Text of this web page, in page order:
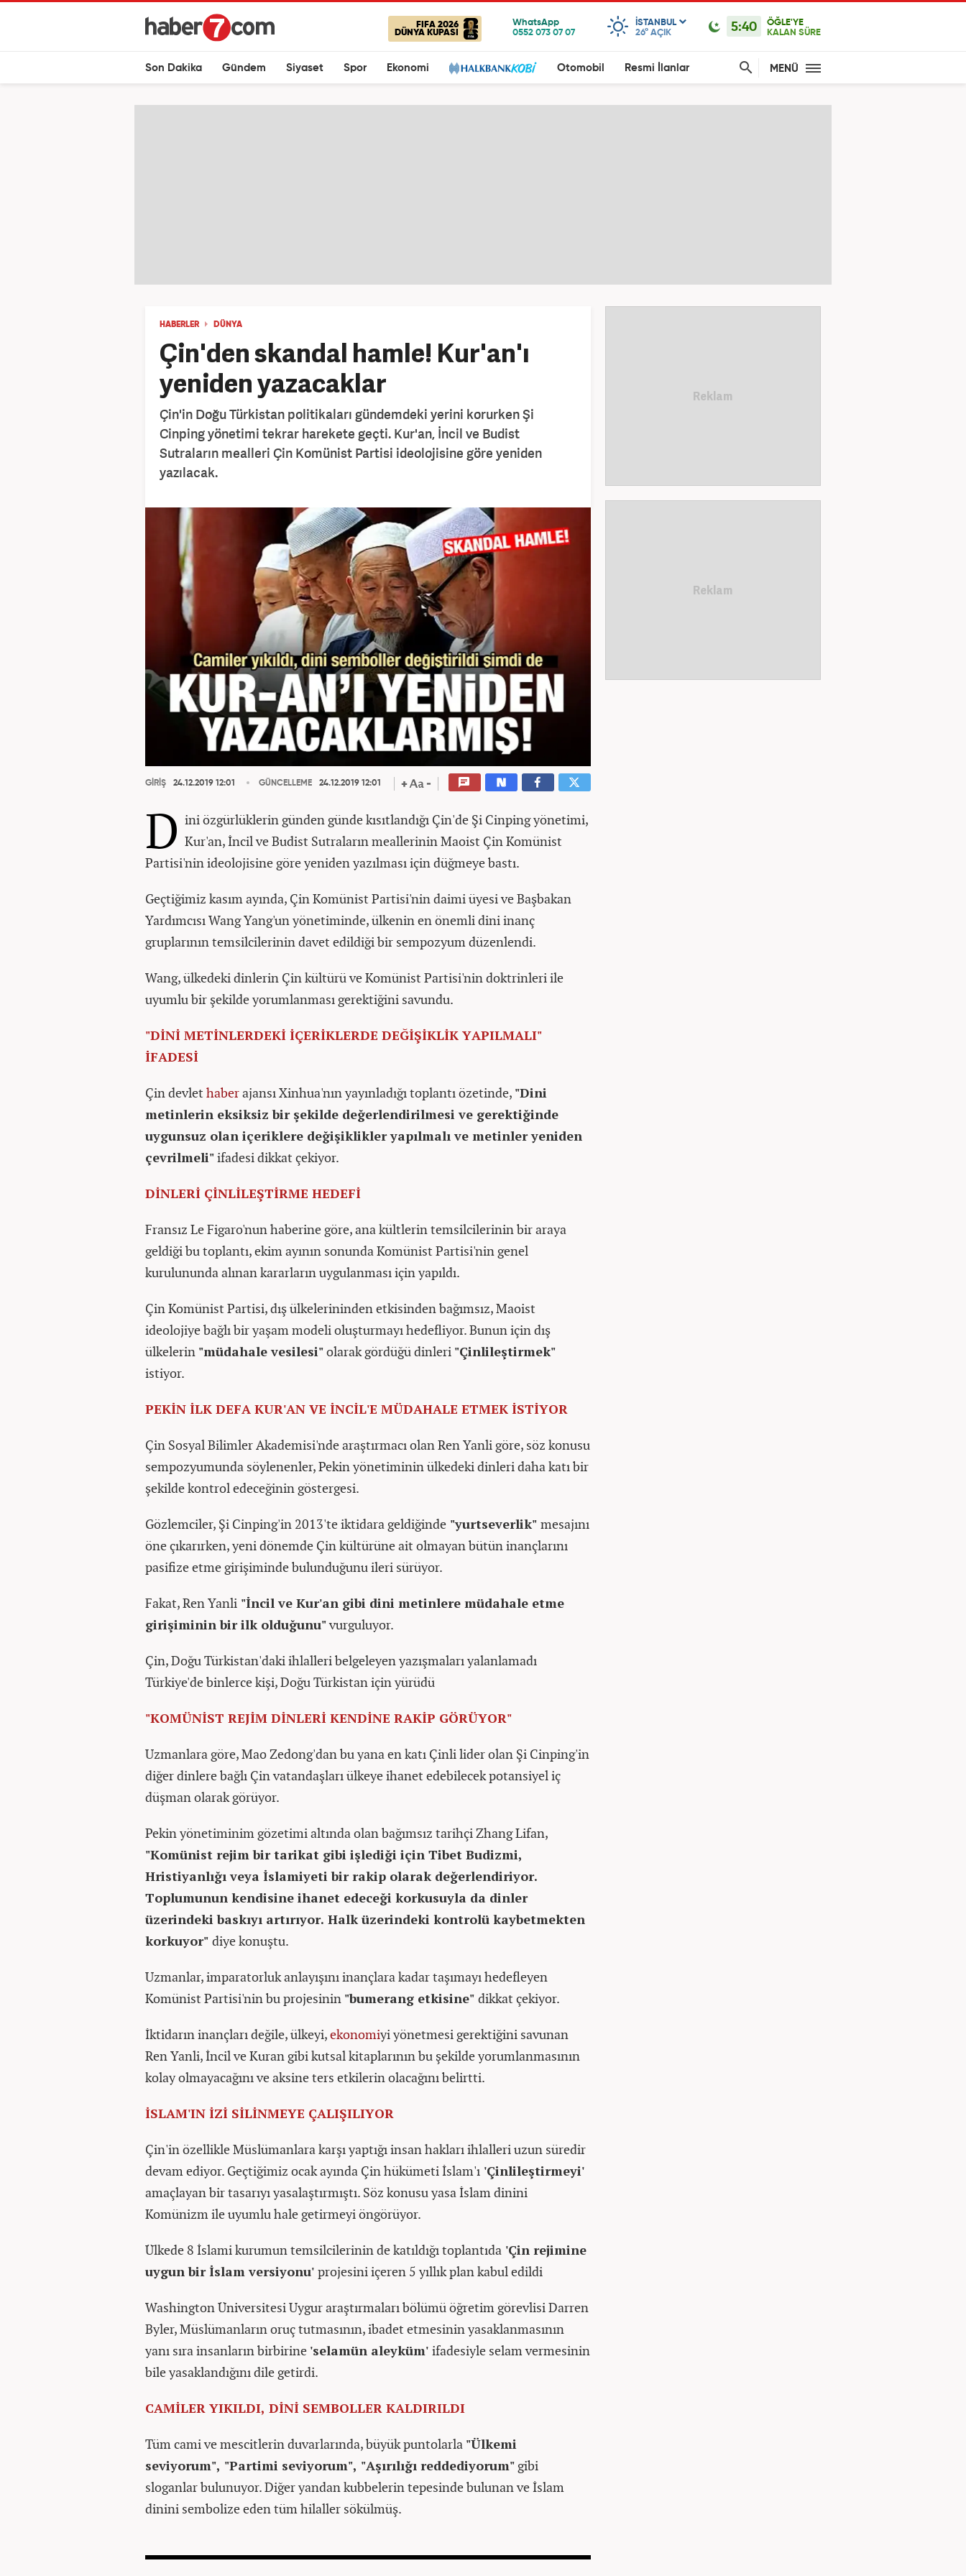
FIFA 2026
DÜNYA KUPASI
ISTANBUL
26° AÇIK 5:40
ÖĞLE'YE
KALAN SÜRE
Son Dakika Gündem Siyaset Spor Ekonomi Otomobil Resmi İlanlar MENÜ
HABERLER DÜNYA
Çin'den skandal hamle! Kur'an'ı
yeniden yazacaklar
Çin'in Doğu Türkistan politikaları gündemdeki yerini korurken Şi
Cinping yönetimi tekrar harekete geçti. Kur'an, İncil ve Budist
Sutraların mealleri Çin Komünist Partisi ideolojisine göre yeniden
yazılacak.
GİRİŞ 24.12.2019 12:01 GÜNCELLEME 24.12.2019 12:01
D ini özgürlüklerin günden günde kısıtlandığı Çin'de Şi Cinping yönetimi,
Kur'an, İncil ve Budist Sutraların meallerinin Maoist Çin Komünist
Partisi'nin ideolojisine göre yeniden yazılması için düğmeye bastı.
Geçtiğimiz kasım ayında, Çin Komünist Partisi'nin daimi üyesi ve Başbakan
Yardımcısı Wang Yang'un yönetiminde, ülkenin en önemli dini inanç
gruplarının temsilcilerinin davet edildiği bir sempozyum düzenlendi.
Wang, ülkedeki dinlerin Çin kültürü ve Komünist Partisi'nin doktrinleri ile
uyumlu bir şekilde yorumlanması gerektiğini savundu.
"DİNİ METİNLERDEKİ İÇERİKLERDE DEĞİŞİKLİK YAPILMALI"
İFADESİ
Çin devlet haberajansı Xinhua'nın yayınladığı toplantı özetinde, "Dini
metinlerin eksiksiz bir şekilde değerlendirilmesi ve gerektiğinde
uygunsuz olan içeriklere değişiklikler yapılmalı ve metinler yeniden
çevrilmeli"ifadesi dikkat çekiyor.
DİNLERİ ÇİNLİLEŞTİRME HEDEFİ
Fransız Le Figaro'nun haberine göre, ana kültlerin temsilcilerinin bir araya
geldiği bu toplantı, ekim ayının sonunda Komünist Partisi'nin genel
kurulununda alınan kararların uygulanması için yapıldı.
Çin Komünist Partisi, dış ülkelerininden etkisinden bağımsız, Maoist
ideolojiye bağlı bir yaşam modeli oluşturmayı hedefliyor. Bunun için dış
ülkelerin "müdahale vesilesi"olarak gördüğü dinleri "Çinlileştirmek"
istiyor.
PEKİN İLK DEFA KUR'AN VE İNCİL'E MÜDAHALE ETMEK İSTİYOR
Çin Sosyal Bilimler Akademisi'nde araştırmacı olan Ren Yanli göre, söz konusu
sempozyumunda söylenenler, Pekin yönetiminin ülkedeki dinleri daha katı bir
şekilde kontrol edeceğinin göstergesi.
Gözlemciler, Şi Cinping'in 2013'te iktidara geldiğinde "yurtseverlik" mesajını
öne çıkarırken, yeni dönemde Çin kültürüne ait olmayan bütün inançlarını
pasifize etme girişiminde bulunduğunu ileri sürüyor.
Fakat, Ren Yanli "İncil ve Kur'an gibi dini metinlere müdahale etme
girişiminin bir ilk olduğunu"vurguluyor.
Çin, Doğu Türkistan'daki ihlalleri belgeleyen yazışmaları yalanlamadı
Türkiye'de binlerce kişi, Doğu Türkistan için yürüdü
"KOMÜNİST REJİM DİNLERİ KENDİNE RAKİP GÖRÜYOR"
Uzmanlara göre, Mao Zedong'dan bu yana en katı Çinli lider olan Şi Cinping'in
diğer dinlere bağlı Çin vatandaşları ülkeye ihanet edebilecek potansiyel iç
düşman olarak görüyor.
Pekin yönetiminim gözetimi altında olan bağımsız tarihçi Zhang Lifan,
"Komünist rejim bir tarikat gibi işlediği için Tibet Budizmi,
Hristiyanlığı veya İslamiyeti bir rakip olarak değerlendiriyor.
Toplumunun kendisine ihanet edeceği korkusuyla da dinler
üzerindeki baskıyı artırıyor. Halk üzerindeki kontrolü kaybetmekten
korkuyor" diye konuştu.
Uzmanlar, imparatorluk anlayışını inançlara kadar taşımayı hedefleyen
Komünist Partisi'nin bu projesinin "bumerang etkisine" dikkat çekiyor.
İktidarın inançları değile, ülkeyi,ekonomiyi yönetmesi gerektiğini savunan
Ren Yanli, İncil ve Kuran gibi kutsal kitaplarının bu şekilde yorumlanmasının
kolay olmayacağını ve aksine ters etkilerin olacağını belirtti.
İSLAM'IN İZİ SİLİNMEYE ÇALIŞILIYOR
Çin'in özellikle Müslümanlara karşı yaptığı insan hakları ihlalleri uzun süredir
devam ediyor. Geçtiğimiz ocak ayında Çin hükümeti İslam'ı 'Çinlileştirmeyi'
amaçlayan bir tasarıyı yasalaştırmıştı. Söz konusu yasa İslam dinini
Komünizm ile uyumlu hale getirmeyi öngörüyor.
Ülkede 8 İslami kurumun temsilcilerinin de katıldığı toplantıda 'Çin rejimine
uygun bir İslam versiyonu' projesini içeren 5 yıllık plan kabul edildi
Washington Üniversitesi Uygur araştırmaları bölümü öğretim görevlisi Darren
Byler, Müslümanların oruç tutmasının, ibadet etmesinin yasaklanmasının
yanı sıra insanların birbirine 'selamün aleyküm' ifadesiyle selam vermesinin
bile yasaklandığını dile getirdi.
CAMİLER YIKILDI, DİNİ SEMBOLLER KALDIRILDI
Tüm cami ve mescitlerin duvarlarında, büyük puntolarla "Ülkemi
seviyorum", "Partimi seviyorum", "Aşırılığı reddediyorum" gibi
sloganlar bulunuyor. Diğer yandan kubbelerin tepesinde bulunan ve İslam
dinini sembolize eden tüm hilaller sökülmüş.